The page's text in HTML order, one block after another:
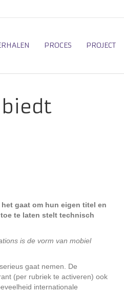
PROCES PROJECT
biedt
gaat om hun eigen titel en
te laten stelt technisch
is de vorm van mobiel
gaat nemen. De
(per rubriek te activeren) ook
internationale